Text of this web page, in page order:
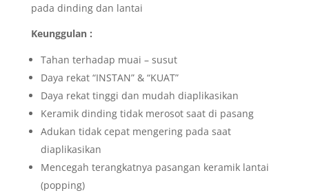
pada dinding dan lantai
Keunggulan :
Tahan terhadap muai – susut
Daya rekat “INSTAN” & “KUAT”
Daya rekat tinggi dan mudah diaplikasikan
Keramik dinding tidak merosot saat di pasang
Adukan tidak cepat mengering pada saat
diaplikasikan
Mencegah terangkatnya pasangan keramik lantai
(popping)